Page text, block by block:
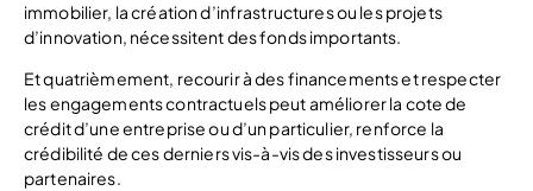
immobilier, la création d’infrastructures ou les projets
d’innovation, nécessitent des fonds importants.
Et quatrièmement, recourir à des financements et respecter
les engagements contractuels peut améliorer la cote de
crédit d’une entreprise ou d’un particulier, renforce la
crédibilité de ces derniers vis-à-vis des investisseurs ou
partenaires.